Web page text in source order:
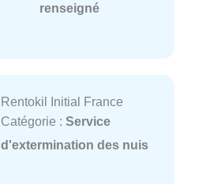
renseigné
Rentokil Initial France
Catégorie : Service
d'extermination des nuis